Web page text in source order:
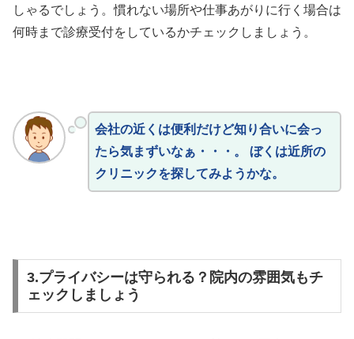
しゃるでしょう。慣れない場所や仕事あがりに行く場合は
何時まで診療受付をしているかチェックしましょう。
会社の近くは便利だけど知り合いに会っ
たら気まずいなぁ・・・。 ぼくは近所の
クリニックを探してみようかな。
3.プライバシーは守られる？院内の雰囲気もチ
ェックしましょう